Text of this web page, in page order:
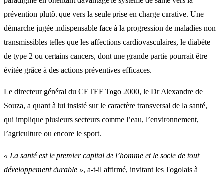
prévention plutôt que vers la seule prise en charge curative. Une
démarche jugée indispensable face à la progression de maladies non
transmissibles telles que les affections cardiovasculaires, le diabète
de type 2 ou certains cancers, dont une grande partie pourrait être
évitée grâce à des actions préventives efficaces.
Le directeur général du CETEF Togo 2000, le Dr Alexandre de
Souza, a quant à lui insisté sur le caractère transversal de la santé,
qui implique plusieurs secteurs comme l’eau, l’environnement,
l’agriculture ou encore le sport.
« La santé est le premier capital de l’homme et le socle de tout
développement durable », a-t-il affirmé, invitant les Togolais à